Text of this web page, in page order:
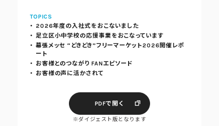
TOPICS
2026年度の入社式をおこないました
足立区小中学校の応援事業をおこなっています
幕張メッセ “どきどき”フリーマーケット2026開催レポ
ート
お客様とのつながり FANエピソード
お客様の声に活かされて
PDFで開く
※ダイジェスト版となります